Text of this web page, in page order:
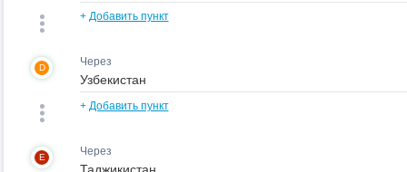
+ Добавить пункт
D Через
+ Добавить пункт
E Через